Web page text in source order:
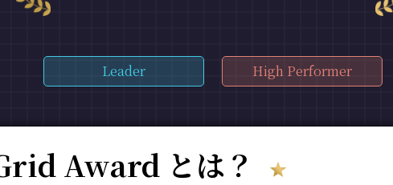
Leader High Performer
Award とは？